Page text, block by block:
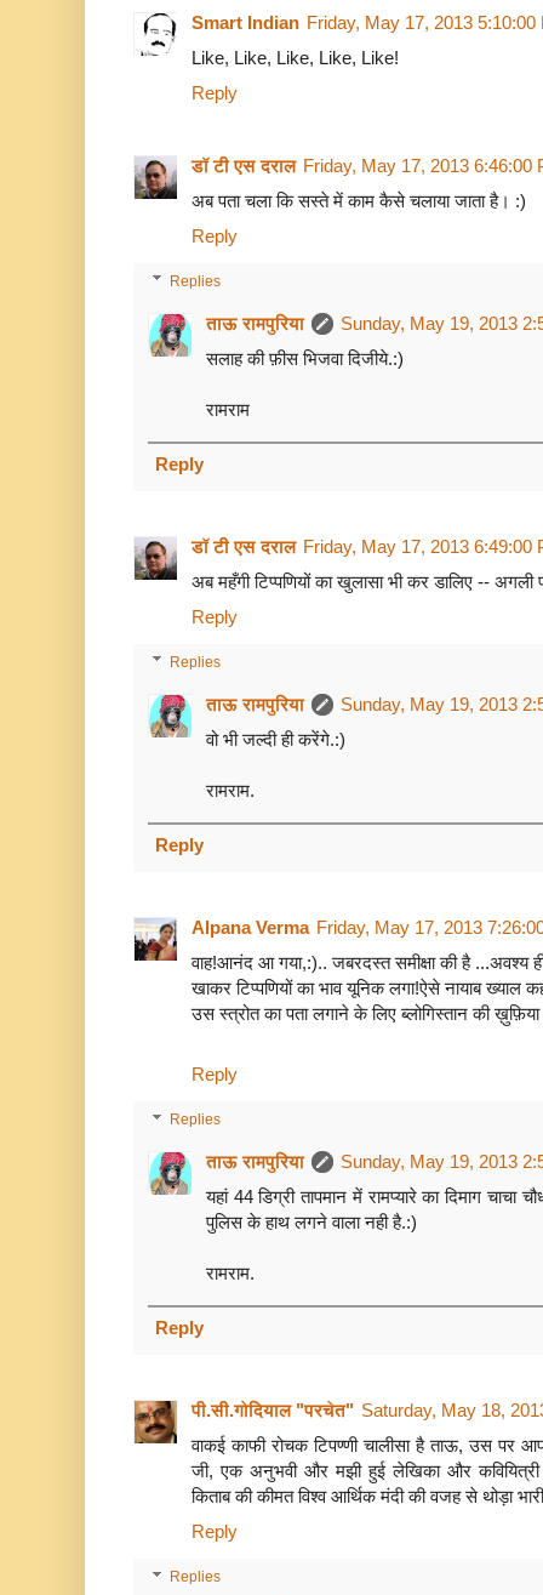
Smart Indian Friday, May 17, 2013 5:10:00
Like, Like, Like, Like, Like!
Reply
डॉ टी एस दराल Friday, May 17, 2013 6:46:00
अब पता चला कि सस्ते में काम कैसे चलाया जाता है। :)
Reply
Replies
ताऊ रामपुरिया
Sunday, May 19, 2013
सलाह की फ़ीस भिजवा दिजीये.:)
रामराम
Reply
डॉ टी एस दराल Friday, May 17, 2013 6:49:00
अब महँगी टिप्पणियों का खुलासा भी कर डालिए -- अगली
Reply
Replies
ताऊ रामपुरिया
Sunday, May 19, 2013
वो भी जल्दी ही करेंगे.:)
रामराम.
Reply
Alpana Verma Friday, May 17, 2013
वाह!आनंद आ गया,:).. जबरदस्त समीक्षा की है ...अवश्य ही
खाकर टिप्पणियों का भाव यूनिक लगा!ऐसे नायाब ख्याल
उस स्त्रोत का पता लगाने के लिए ब्लोगिस्तान की
Reply
Replies
ताऊ रामपुरिया
Sunday, May 19, 2013
यहां 44 डिग्री तापमान में रामप्यारे का दिमाग चाचा
पुलिस के हाथ लगने वाला नही है.:)
रामराम.
Reply
पी.सी.गोदियाल "परचेत" Saturday, May 18,
वाकई काफी रोचक टिपण्णी चालीसा है ताऊ, उस पर
जी, एक अनुभवी और मझी हुई लेखिका और
किताब की कीमत विश्व आर्थिक मंदी की वजह से थोड़ा
Reply
Replies